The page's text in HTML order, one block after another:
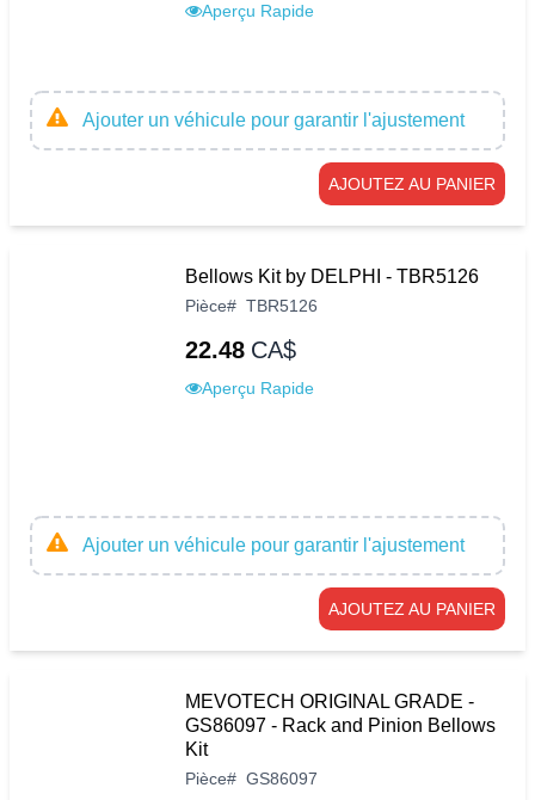
Aperçu Rapide
Ajouter un véhicule pour garantir l'ajustement
AJOUTEZ AU PANIER
Bellows Kit by DELPHI - TBR5126
Pièce# TBR5126
22.48 CA$
Aperçu Rapide
Ajouter un véhicule pour garantir l'ajustement
AJOUTEZ AU PANIER
MEVOTECH ORIGINAL GRADE -
GS86097 - Rack and Pinion Bellows
Kit
Pièce# GS86097